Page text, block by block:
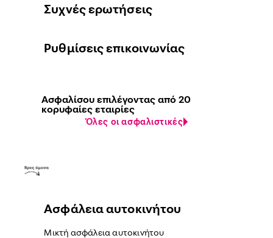
Συχνές ερωτήσεις
Ρυθμίσεις επικοινωνίας
Ασφαλίσου επιλέγοντας από 20
κορυφαίες εταιρίες
Όλες οι ασφαλιστικές
Ασφάλεια αυτοκινήτου
Μικτή ασφάλεια αυτοκινήτου